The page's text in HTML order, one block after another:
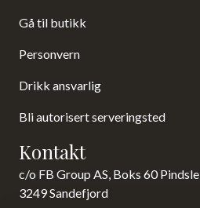
Gå til butikk
Personvern
Drikk ansvarlig
Bli autorisert serveringsted
Kontakt
c/o FB Group AS, Boks 60 Pindsle
3249 Sandefjord